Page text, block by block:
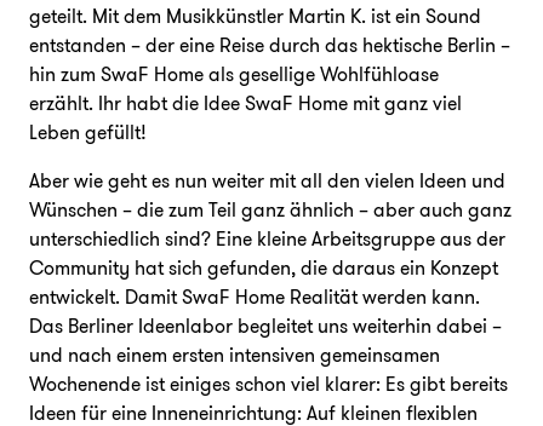
geteilt. Mit dem Musikkünstler Martin K. ist ein Sound
entstanden – der eine Reise durch das hektische Berlin –
hin zum SwaF Home als gesellige Wohlfühloase
erzählt. Ihr habt die Idee SwaF Home mit ganz viel
Leben gefüllt!
Aber wie geht es nun weiter mit all den vielen Ideen und
Wünschen – die zum Teil ganz ähnlich – aber auch ganz
unterschiedlich sind? Eine kleine Arbeitsgruppe aus der
Community hat sich gefunden, die daraus ein Konzept
entwickelt. Damit SwaF Home Realität werden kann.
Das Berliner Ideenlabor begleitet uns weiterhin dabei –
und nach einem ersten intensiven gemeinsamen
Wochenende ist einiges schon viel klarer: Es gibt bereits
Ideen für eine Inneneinrichtung: Auf kleinen flexiblen